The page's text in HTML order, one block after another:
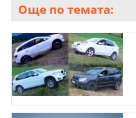
Още по темата: